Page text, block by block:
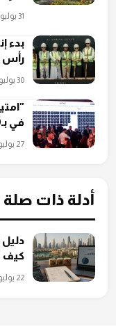
31 يوليو 2026
بدء
رأس
30 يوليو 2026
في بـ409 ملايين دولار في يوم الإطلاق
27 يوليو 2026
أدلة ذات صلة
دليل
كيف
22 يوليو 2026